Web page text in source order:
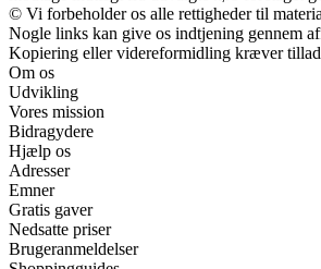
© Vi forbeholder os alle rettigheder til
Nogle links kan give os indtjening gennem
Kopiering eller videreformidling kræver
Om os
Udvikling
Vores mission
Bidragydere
Hjælp os
Adresser
Emner
Gratis gaver
Nedsatte priser
Brugeranmeldelser